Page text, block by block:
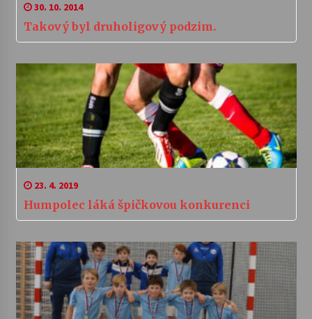
30. 10. 2014
Takový byl druholigový podzim.
23. 4. 2019
Humpolec láká špičkovou konkurenci